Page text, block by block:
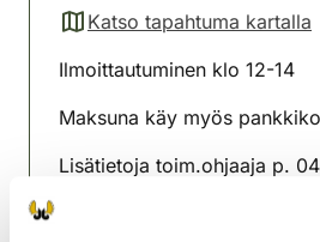
Katso tapahtuma kartalla
(avautuu uuteen välilehteen)
Ilmoittautuminen klo 12-14
Maksuna käy myös
Lisätietoja toim.ohjaaja p.